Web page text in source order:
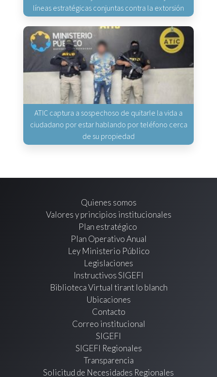
líneas estratégicas conjuntas contra la extorsión
ATIC captura a sospechoso de quitarle la vida a
ciudadano por estar hablando por teléfono cerca
de su propiedad
Quienes somos
Valores y principios institucionales
Plan estratégico
Plan Operativo Anual
Ley Ministerio Público
Legislaciones
Instructivos SIGEFI
Biblioteca Virtual tirant lo blanch
Ubicaciones
Contacto
Correo institucional
SIGEFI
SIGEFI Regionales
Transparencia
Solicitud de Necesidades Regionales